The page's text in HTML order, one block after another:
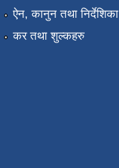
ऐन, कानुन तथा निर्देशिका
कर तथा शुल्कहरु